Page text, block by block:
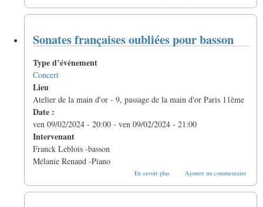
Mâcon
Sonates françaises oubliées pour basson
Type d’événement
Concert
Lieu
Atelier de la main d'or - 9, passage de la main d'or Paris 11ème
Date :
ven 09/02/2024 - 20:00 - ven 09/02/2024 - 21:00
Intervenant
Franck Leblois -basson
Mélanie Renaud -Piano
En savoir plussur
françaises
Ajouter un commentaire